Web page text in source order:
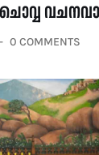
ചൊവ്വ
0 COMMENTS